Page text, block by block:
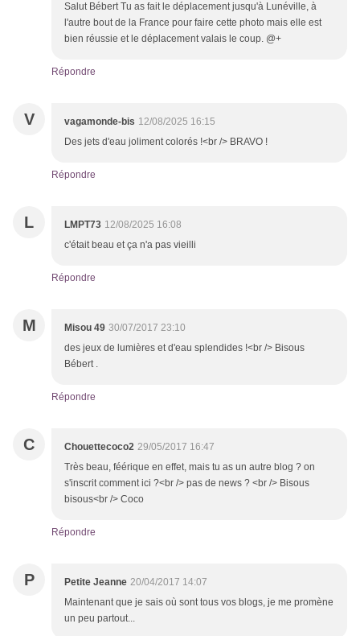
Salut Bébert Tu as fait le déplacement jusqu'à Lunéville, à
l'autre bout de la France pour faire cette photo mais elle est
bien réussie et le déplacement valais le coup. @+
Répondre
V vagamonde-bis 12/08/2025 16:15
Des jets d'eau joliment colorés !<br /> BRAVO !
Répondre
L LMPT73 12/08/2025 16:08
c'était beau et ça n'a pas vieilli
Répondre
M Misou 49 30/07/2017 23:10
des jeux de lumières et d'eau splendides !<br /> Bisous
Bébert .
Répondre
C Chouettecoco2 29/05/2017 16:47
Très beau, féérique en effet, mais tu as un autre blog ? on
s'inscrit comment ici ?<br /> pas de news ? <br /> Bisous
bisous<br /> Coco
Répondre
P Petite Jeanne 20/04/2017 14:07
Maintenant que je sais où sont tous vos blogs, je me promène
un peu partout...